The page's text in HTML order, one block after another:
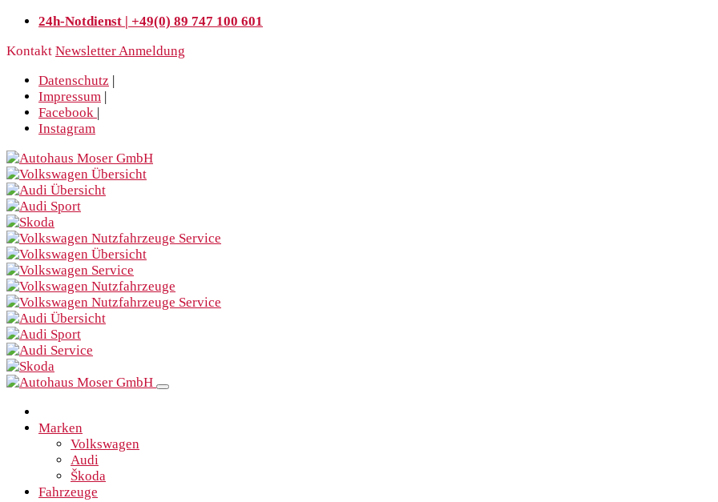
24h-Notdienst | +49(0) 89 747 100 601
Kontakt Newsletter Anmeldung
Datenschutz |
Impressum |
Facebook |
Instagram
Marken
Volkswagen
Audi
Škoda
Fahrzeuge